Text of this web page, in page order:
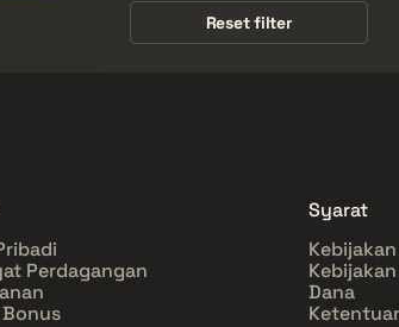
Reset filter
Perdagangan
Syarat
Dana